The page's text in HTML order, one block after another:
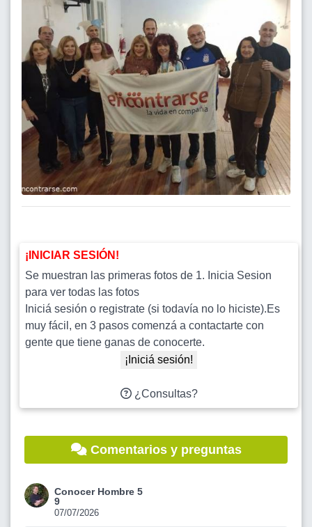
¡INICIAR SESIÓN!
Se muestran las primeras fotos de 1. Inicia Sesion
para ver todas las fotos
Iniciá sesión o registrate (si todavía no lo hiciste).Es
muy fácil, en 3 pasos comenzá a contactarte con
gente que tiene ganas de conocerte.
¡Iniciá sesión!
¿Consultas?
Comentarios y preguntas
Conocer Hombre 5
9
07/07/2026